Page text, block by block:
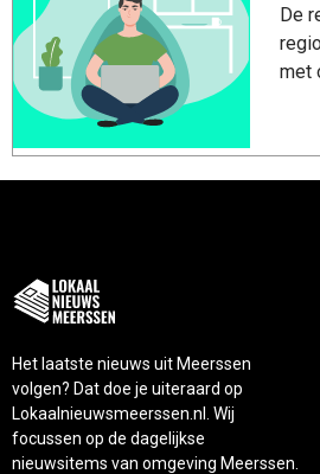
De
met
Het laatste nieuws uit Meerssen
volgen? Dat doe je uiteraard op
Lokaalnieuwsmeerssen.nl. Wij
focussen op de dagelijkse
nieuwsitems van omgeving Meerssen.